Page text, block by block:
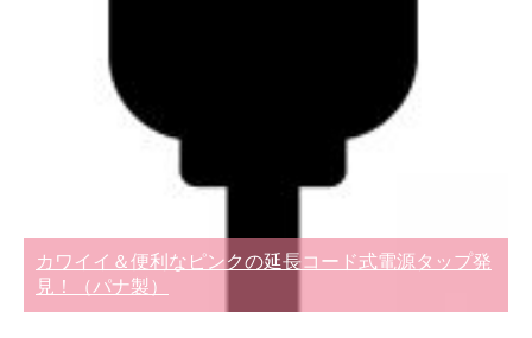
カワイイ＆便利なピンクの延長コード式電源タップ発
見！（パナ製）